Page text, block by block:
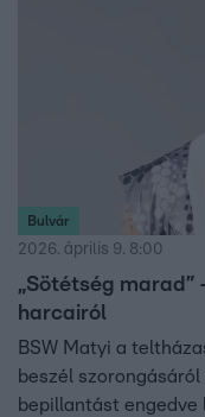
Bulvár
2026. április 9. 8:00
„Sötétség marad”
harcairól
BSW Matyi a
beszél
bepillantást engedve